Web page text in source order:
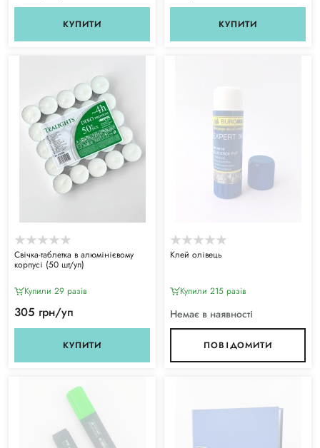
КУПИТИ КУПИТИ
Свічка-таблетка в алюмінієвому
корпусі (50 шт/уп)
Купили 29 разiв
305 грн/уп
КУПИТИ
Клей олівець
Купили 215 разiв
Немає в наявності
ПОВІДОМИТИ